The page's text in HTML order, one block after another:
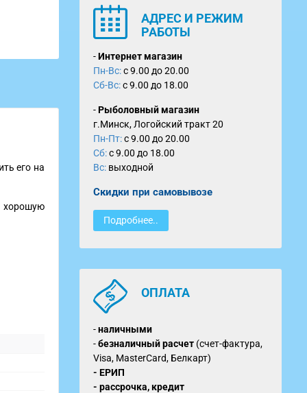
его на
хорошую
АДРЕС И РЕЖИМ
РАБОТЫ
-Интернет магазин
Пн-Вс:с 9.00 до 20.00
Сб-Вс:с 9.00 до 18.00
-Рыболовный магазин
г.Минск, Логойский тракт 20
Пн-Пт:с 9.00 до 20.00
Сб:с 9.00 до 18.00
Вс: выходной
Скидки при самовывозе
Подробнее..
ОПЛАТА
-наличными
-безналичный расчет (счет-фактура,
Visa, MasterCard, Белкарт)
- ЕРИП
- рассрочка, кредит